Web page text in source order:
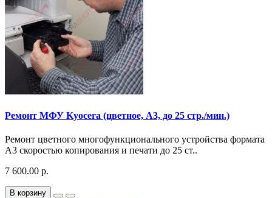
Ремонт МФУ Kyocera (цветное, A3, до 25 стр./мин.)
Ремонт цветного многофункционального устройства формата
A3 скоростью копирования и печати до 25 ст..
7 600.00 р.
В корзину